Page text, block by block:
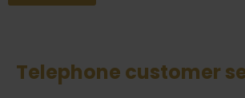
Telephone customer